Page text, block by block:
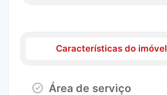
Características do imóvel
Área de serviço